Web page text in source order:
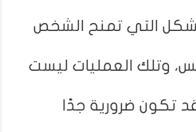
التي تمنح الشخص
وتلك العمليات ليست
تكون ضرورية جدًا